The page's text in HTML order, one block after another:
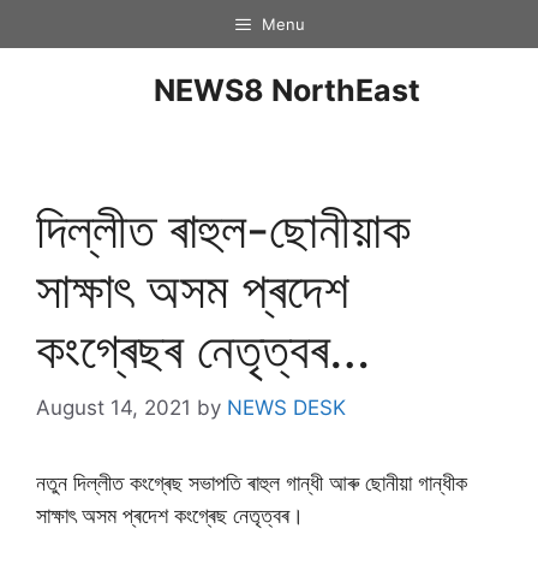
Menu
NEWS8 NorthEast
দিল্লীত ৰাহুল-ছোনীয়াক
সাক্ষাৎ অসম প্ৰদেশ
কংগ্ৰেছৰ নেতৃত্বৰ…
August 14, 2021 by NEWS DESK
নতুন দিল্লীত কংগ্ৰেছ সভাপতি ৰাহুল গান্ধী আৰু ছোনীয়া গান্ধীক
সাক্ষাৎ অসম প্ৰদেশ কংগ্ৰেছ নেতৃত্বৰ।